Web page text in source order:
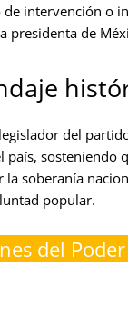
intervención o
de
del
sosteniendo
soberanía
popular.
del